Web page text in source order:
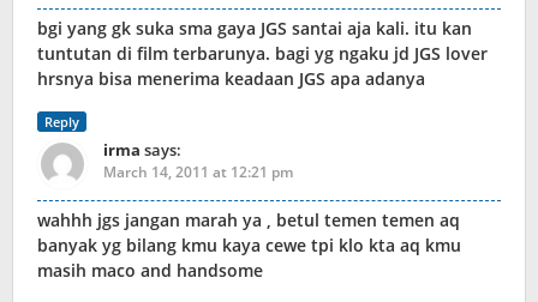
bgi yang gk suka sma gaya JGS santai aja kali. itu kan
tuntutan di film terbarunya. bagi yg ngaku jd JGS lover
hrsnya bisa menerima keadaan JGS apa adanya
Reply
irma says:
March 14, 2011 at 12:21 pm
wahhh jgs jangan marah ya , betul temen temen aq
banyak yg bilang kmu kaya cewe tpi klo kta aq kmu
masih maco and handsome